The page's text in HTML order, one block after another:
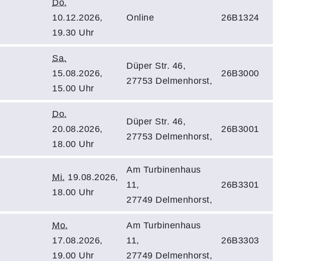
Do.
10.12.2026,
19.30 Uhr
Online 26B1324
Sa.
15.08.2026,
15.00 Uhr
Düper Str. 46,
27753 Delmenhorst,
26B3000
Do.
20.08.2026,
18.00 Uhr
Düper Str. 46,
27753 Delmenhorst,
26B3001
Mi. 19.08.2026,
18.00 Uhr
Am Turbinenhaus
11,
27749 Delmenhorst,
26B3301
Mo.
17.08.2026,
19.00 Uhr
Am Turbinenhaus
11,
27749 Delmenhorst,
26B3303